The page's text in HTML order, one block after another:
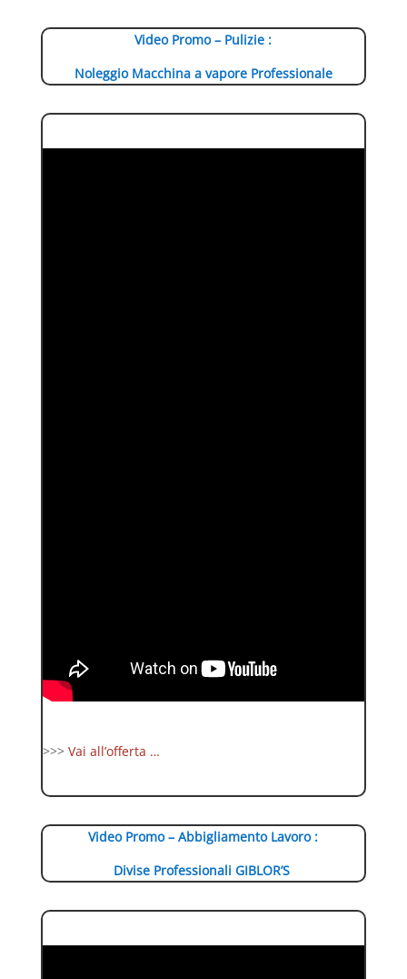
Video Promo – Pulizie :
Noleggio Macchina a vapore Professionale
>>> Vai all’offerta …
Video Promo – Abbigliamento Lavoro :
Divise Professionali GIBLOR’S